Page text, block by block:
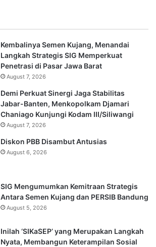
Kembalinya Semen Kujang, Menandai
Langkah Strategis SIG Memperkuat
Penetrasi di Pasar Jawa Barat
August 7, 2026
Demi Perkuat Sinergi Jaga Stabilitas
Jabar-Banten, Menkopolkam Djamari
Chaniago Kunjungi Kodam III/Siliwangi
August 7, 2026
Diskon PBB Disambut Antusias
August 6, 2026
SIG Mengumumkan Kemitraan Strategis
Antara Semen Kujang dan PERSIB Bandung
August 5, 2026
Inilah ‘SIKaSEP’ yang Merupakan Langkah
Nyata, Membangun Keterampilan Sosial